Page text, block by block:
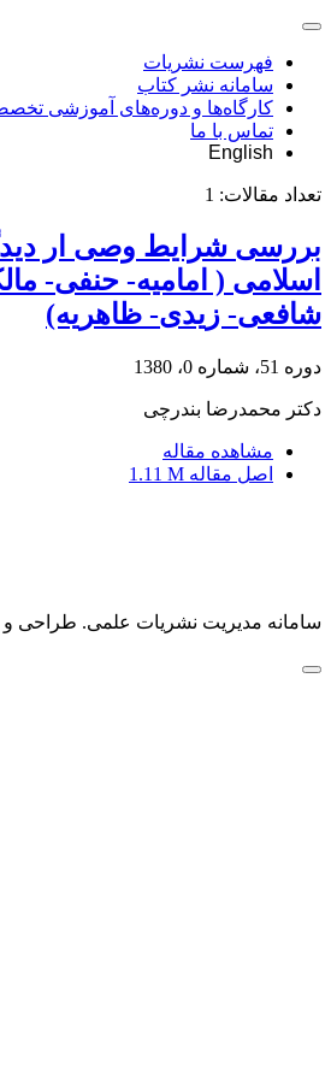
فهرست نشریات
سامانه نشر کتاب
کارگاه‌ها و دوره‌های آموزشی
تماس با ما
English
تعداد مقالات: 1
بررسی شرایط وصی ار
اسلامی ( امامیه- حنفی-
شافعی- زیدی- ظاهریه)
دوره 51، شماره 0، 1380
دکتر محمدرضا بندرچی
مشاهده مقاله
اصل مقاله 1.11 M
سامانه مدیریت نشریات علمی. طراحی و